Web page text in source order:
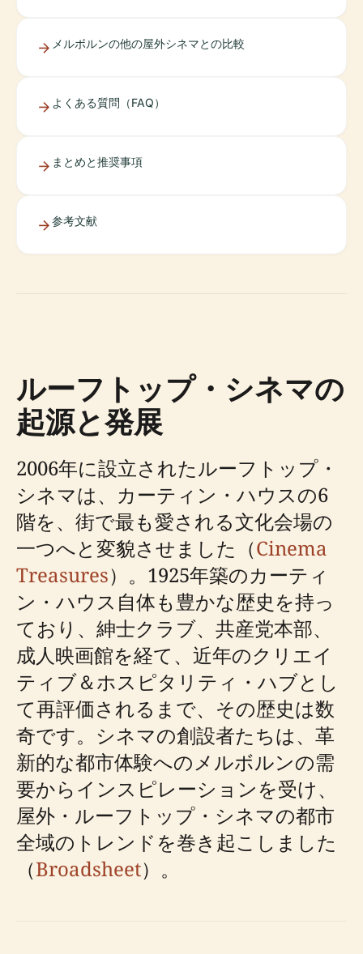
メルボルンの他の屋外シネマとの比較
よくある質問（FAQ）
まとめと推奨事項
参考文献
ルーフトップ・シネマの
起源と発展
2006年に設立されたルーフトップ・
シネマは、カーティン・ハウスの6
階を、街で最も愛される文化会場の
一つへと変貌させました（Cinema
Treasures）。1925年築のカーティ
ン・ハウス自体も豊かな歴史を持っ
ており、紳士クラブ、共産党本部、
成人映画館を経て、近年のクリエイ
ティブ＆ホスピタリティ・ハブとし
て再評価されるまで、その歴史は数
奇です。シネマの創設者たちは、革
新的な都市体験へのメルボルンの需
要からインスピレーションを受け、
屋外・ルーフトップ・シネマの都市
全域のトレンドを巻き起こしました
（Broadsheet）。